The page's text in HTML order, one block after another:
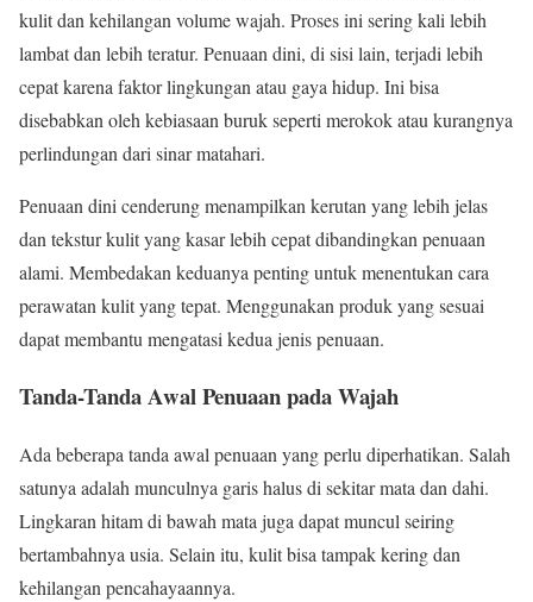
kulit dan kehilangan volume wajah. Proses ini sering kali lebih
lambat dan lebih teratur. Penuaan dini, di sisi lain, terjadi lebih
cepat karena faktor lingkungan atau gaya hidup. Ini bisa
disebabkan oleh kebiasaan buruk seperti merokok atau kurangnya
perlindungan dari sinar matahari.
Penuaan dini cenderung menampilkan kerutan yang lebih jelas
dan tekstur kulit yang kasar lebih cepat dibandingkan penuaan
alami. Membedakan keduanya penting untuk menentukan cara
perawatan kulit yang tepat. Menggunakan produk yang sesuai
dapat membantu mengatasi kedua jenis penuaan.
Tanda-Tanda Awal Penuaan pada Wajah
Ada beberapa tanda awal penuaan yang perlu diperhatikan. Salah
satunya adalah munculnya garis halus di sekitar mata dan dahi.
Lingkaran hitam di bawah mata juga dapat muncul seiring
bertambahnya usia. Selain itu, kulit bisa tampak kering dan
kehilangan pencahayaannya.